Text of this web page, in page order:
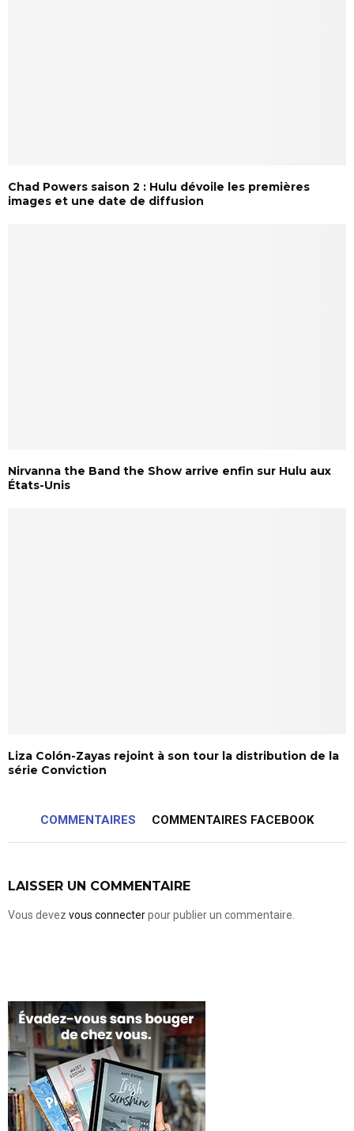
Chad Powers saison 2 : Hulu dévoile les premières
images et une date de diffusion
Nirvanna the Band the Show arrive enfin sur Hulu aux
États-Unis
Liza Colón-Zayas rejoint à son tour la distribution de la
série Conviction
COMMENTAIRES COMMENTAIRES FACEBOOK
LAISSER UN COMMENTAIRE
Vous devez vous connecterpour publier un commentaire.